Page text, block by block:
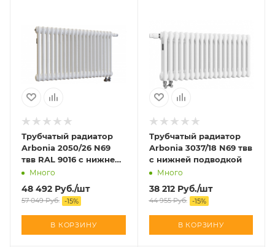
Трубчатый радиатор
Arbonia 2050/26 N69
твв RAL 9016 с нижней
подводкой
Много
48 492 Руб./шт
57 049Руб. -15%
В КОРЗИНУ
Трубчатый радиатор
Arbonia 3037/18 N69 твв
с нижней подводкой
Много
38 212Руб./шт
44 955Руб. -15%
В КОРЗИНУ